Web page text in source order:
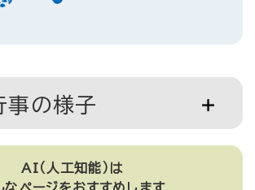
事の様子
AI（人工知能）は